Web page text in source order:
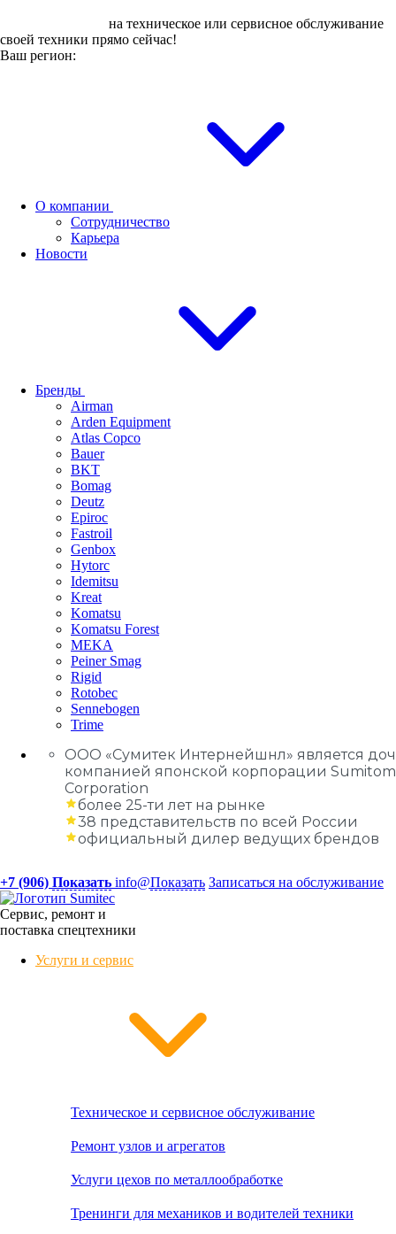
на техническое или сервисное обслуживание
своей техники прямо сейчас!
Ваш регион:
О компании
Сотрудничество
Карьера
Новости
Бренды
Airman
Arden Equipment
Atlas Сopco
Bauer
BKT
Bomag
Deutz
Epiroc
Fastroil
Genbox
Hytorc
Idemitsu
Kreat
Komatsu
Komatsu Forest
MEKA
Peiner Smag
Rigid
Rotobec
Sennebogen
Trime
ООО «Сумитек Интернейшнл» является
компанией японской корпорации
Corporation
более 25-ти лет на рынке
38 представительств по всей России
официальный дилер ведущих брендов
+7 (906) Показать info@Показать Записаться на обслуживание
Сервис, ремонт и
поставка спецтехники
Услуги и сервис
Техническое и сервисное обслуживание
Ремонт узлов и агрегатов
Услуги цехов по металлообработке
Тренинги для механиков и водителей техники